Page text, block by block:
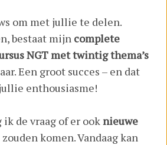
om met jullie te delen.
bestaat mijn complete
NGT met twintig thema’s
Een groot succes – en dat
enthousiasme!
de vraag of er ooknieuwe
komen. Vandaag kan